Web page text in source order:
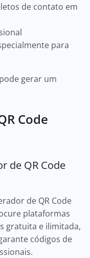
de contato em
para
gerar um
Code
de QR Code
de QR Code
plataformas
gratuita e ilimitada,
códigos de